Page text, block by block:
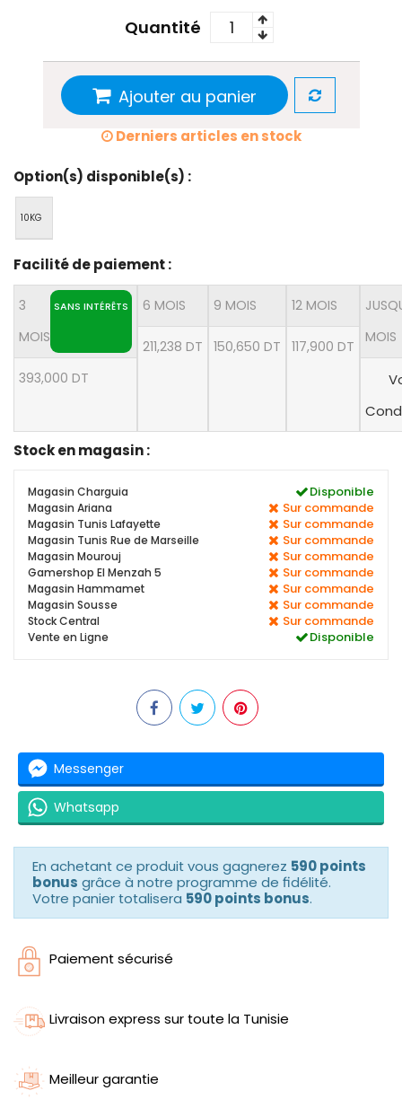
Quantité
Ajouter au panier
Derniers articles en stock
Option(s) disponible(s) :
10KG
Facilité de paiement :
3
MOIS
SANS INTÉRÊTS
393,000 DT
6 MOIS
211,238 DT
9 MOIS
150,650 DT
12 MOIS
117,900 DT
MOIS
Stock en magasin :
Magasin Charguia Disponible
Magasin Ariana Sur commande
Magasin Tunis Lafayette Sur commande
Magasin Tunis Rue de Marseille Sur commande
Magasin Mourouj Sur commande
Gamershop El Menzah 5 Sur commande
Magasin Hammamet Sur commande
Magasin Sousse Sur commande
Stock Central Sur commande
Vente en Ligne Disponible
Messenger
Whatsapp
En achetant ce produit vous gagnerez 590 points
bonus grâce à notre programme de fidélité.
Votre panier totalisera 590 points bonus.
Paiement sécurisé
Livraison express sur toute la Tunisie
Meilleur garantie